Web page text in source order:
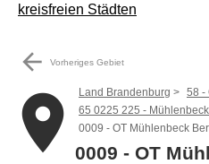
kreisfreien Städten
arrow_back Vorheriges Gebiet
place Land Brandenburg
58 -
65 0225 225 -
0009 - OT Mühlenbeck
0009 - OT